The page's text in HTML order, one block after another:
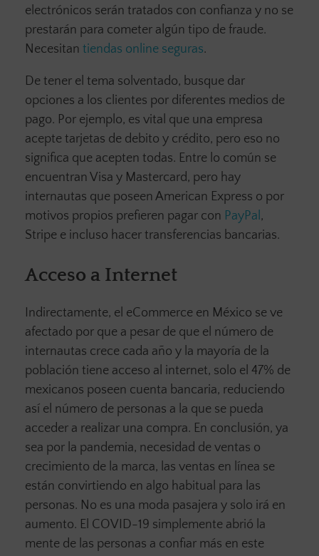
electrónicos serán tratados con confianza y no se
prestarán para cometer algún tipo de fraude.
Necesitan tiendas online seguras.
De tener el tema solventado, busque dar
opciones a los clientes por diferentes medios de
pago. Por ejemplo, es vital que una empresa
acepte tarjetas de debito y crédito, pero eso no
significa que acepten todas. Entre lo común se
encuentran Visa y Mastercard, pero hay
internautas que poseen American Express o por
motivos propios prefieren pagar con PayPal ,
Stripe e incluso hacer transferencias bancarias.
Acceso a Internet
Indirectamente, el eCommerce en México se ve
afectado por que a pesar de que el número de
internautas crece cada año y la mayoría de la
población tiene acceso al internet, solo el 47% de
mexicanos poseen cuenta bancaria, reduciendo
así el número de personas a la que se pueda
acceder a realizar una compra. En conclusión, ya
sea por la pandemia, necesidad de ventas o
crecimiento de la marca, las ventas en línea se
están convirtiendo en algo habitual para las
personas. No es una moda pasajera y solo irá en
aumento. El COVID-19 simplemente abrió la
mente de las personas a confiar más en este